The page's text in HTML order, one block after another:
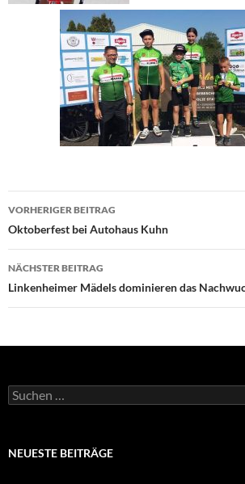
Beitragsnavigation
VORHERIGER BEITRAG
Oktoberfest bei Autohaus Kuhn
NÄCHSTER BEITRAG
Linkenheimer Mädels dominieren das
Suchen
nach:
NEUESTE BEITRÄGE